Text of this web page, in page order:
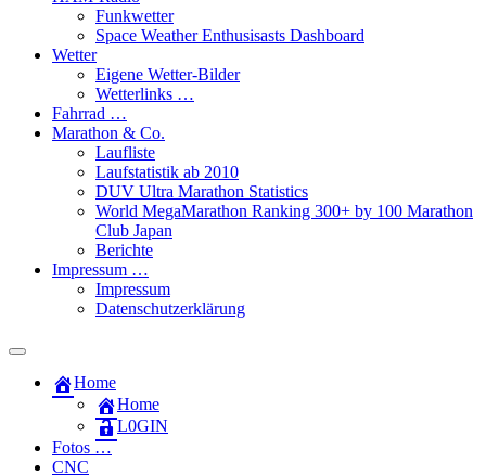
Funkwetter
Space Weather Enthusisasts Dashboard
Wetter
Eigene Wetter-Bilder
Wetterlinks …
Fahrrad …
Marathon & Co.
Laufliste
Laufstatistik ab 2010
DUV Ultra Marathon Statistics
World MegaMarathon Ranking 300+ by 100 Marathon
Club Japan
Berichte
Impressum …
Impressum
Datenschutzerklärung
Toggle
field
Home
Home
L​0​​GIN
Fotos …
CNC